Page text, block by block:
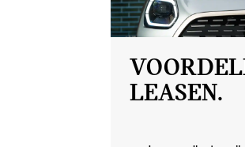
LEASEN.